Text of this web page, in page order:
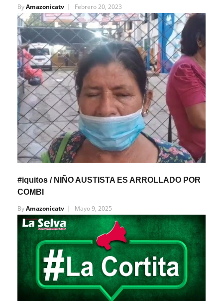
ByAmazonicatv Febrero 20, 2023
#iquitos / NIÑO AUSTISTA ES ARROLLADO POR
COMBI
ByAmazonicatv Mayo 9, 2025